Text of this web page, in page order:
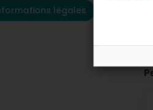
légales